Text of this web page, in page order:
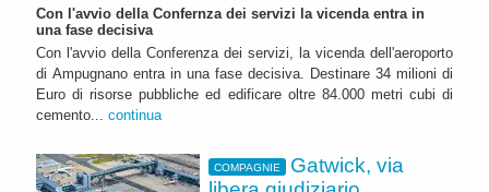
Con l'avvio della Confernza dei servizi la vicenda entra in
una fase decisiva
Con l'avvio della Conferenza dei servizi, la vicenda dell'aeroporto
di Ampugnano entra in una fase decisiva. Destinare 34 milioni di
Euro di risorse pubbliche ed edificare oltre 84.000 metri cubi di
cemento... continua
COMPAGNIE
Gatwick, via